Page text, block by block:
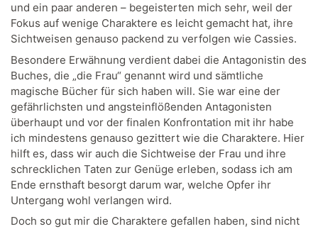
und ein paar anderen – begeisterten mich sehr, weil der
Fokus auf wenige Charaktere es leicht gemacht hat, ihre
Sichtweisen genauso packend zu verfolgen wie Cassies.
Besondere Erwähnung verdient dabei die Antagonistin des
Buches, die „die Frau“ genannt wird und sämtliche
magische Bücher für sich haben will. Sie war eine der
gefährlichsten und angsteinflößenden Antagonisten
überhaupt und vor der finalen Konfrontation mit ihr habe
ich mindestens genauso gezittert wie die Charaktere. Hier
hilft es, dass wir auch die Sichtweise der Frau und ihre
schrecklichen Taten zur Genüge erleben, sodass ich am
Ende ernsthaft besorgt darum war, welche Opfer ihr
Untergang wohl verlangen wird.
Doch so gut mir die Charaktere gefallen haben, sind nicht